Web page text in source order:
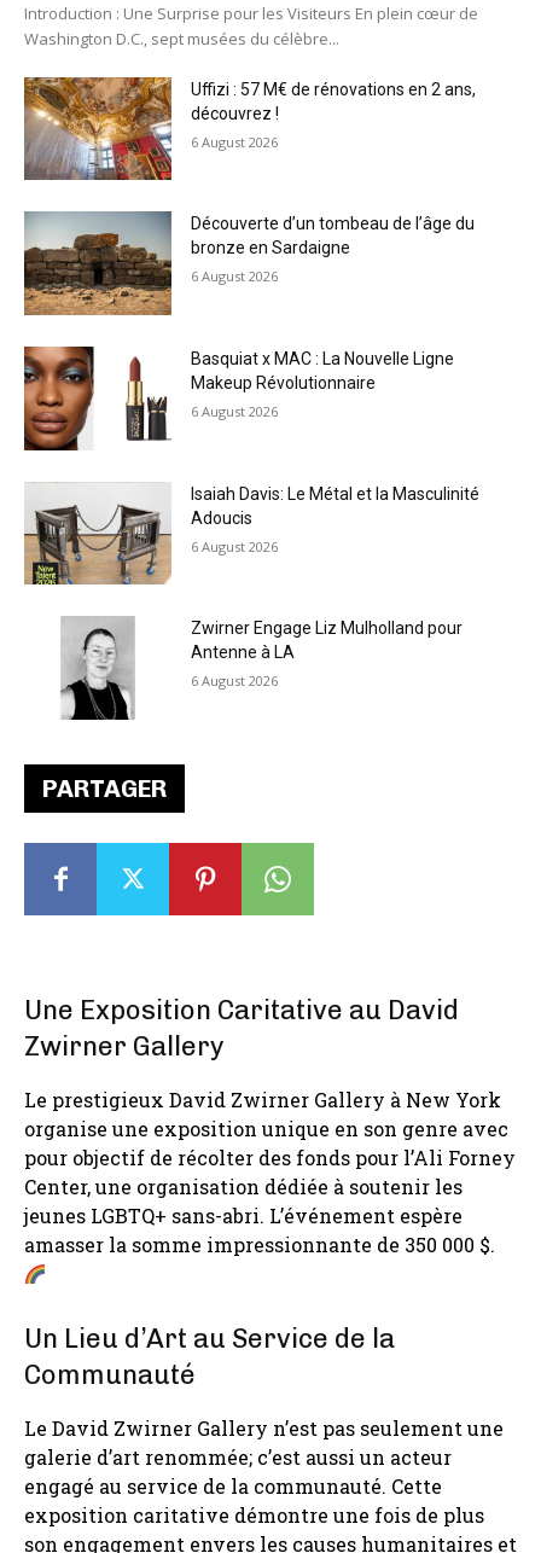
PARTAGER
Une Exposition Caritative au David
Zwirner Gallery
Le prestigieux David Zwirner Gallery à New York
organise une exposition unique en son genre avec
pour objectif de récolter des fonds pour l’Ali Forney
Center, une organisation dédiée à soutenir les
jeunes LGBTQ+ sans-abri. L’événement espère
amasser la somme impressionnante de 350 000 $.
Un Lieu d’Art au Service de la
Communauté
Le David Zwirner Gallery n’est pas seulement une
galerie d’art renommée; c’est aussi un acteur
engagé au service de la communauté. Cette
exposition caritative démontre une fois de plus
son engagement envers les causes humanitaires et
Introduction : Une Surprise pour les Visiteurs En plein cœur de
Washington D.C., sept musées du célèbre...
Uffizi : 57 M€ de rénovations en 2 ans,
découvrez !
6 August 2026
Découverte d’un tombeau de l’âge du
bronze en Sardaigne
6 August 2026
Basquiat x MAC : La Nouvelle Ligne
Makeup Révolutionnaire
6 August 2026
Isaiah Davis: Le Métal et la Masculinité
Adoucis
6 August 2026
Zwirner Engage Liz Mulholland pour
Antenne à LA
6 August 2026